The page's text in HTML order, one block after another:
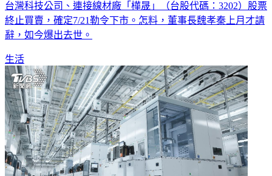
台灣科技公司、連接線材廠「樺晟」（台股代碼：3202）股票
終止買賣，確定7/21勒令下市。怎料，董事長魏孝秦上月才請
辭，如今爆出去世。
生活